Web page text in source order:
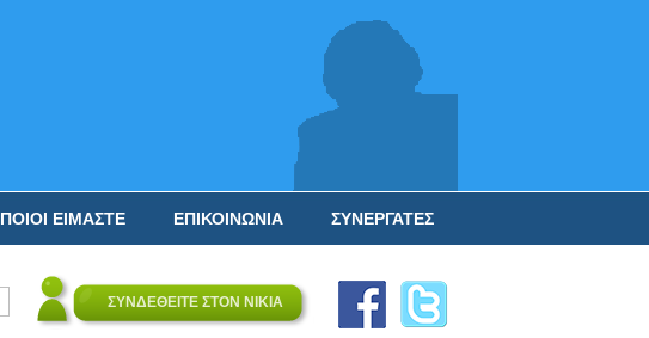
ΣΥΝΕΡΓΑΤΕΣ
ΕΠΙΚΟΙΝΩΝΙΑ
ΠΟΙΟΙ ΕΙΜΑΣΤΕ
ΣΥΝΔΕΘΕΙΤΕ ΣΤΟΝ ΝΙΚΙΑ